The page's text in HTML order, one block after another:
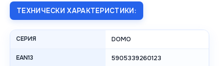
ТЕХНИЧЕСКИ ХАРАКТЕРИСТИКИ:
СЕРИЯ DOMO
EAN13 5905339260123